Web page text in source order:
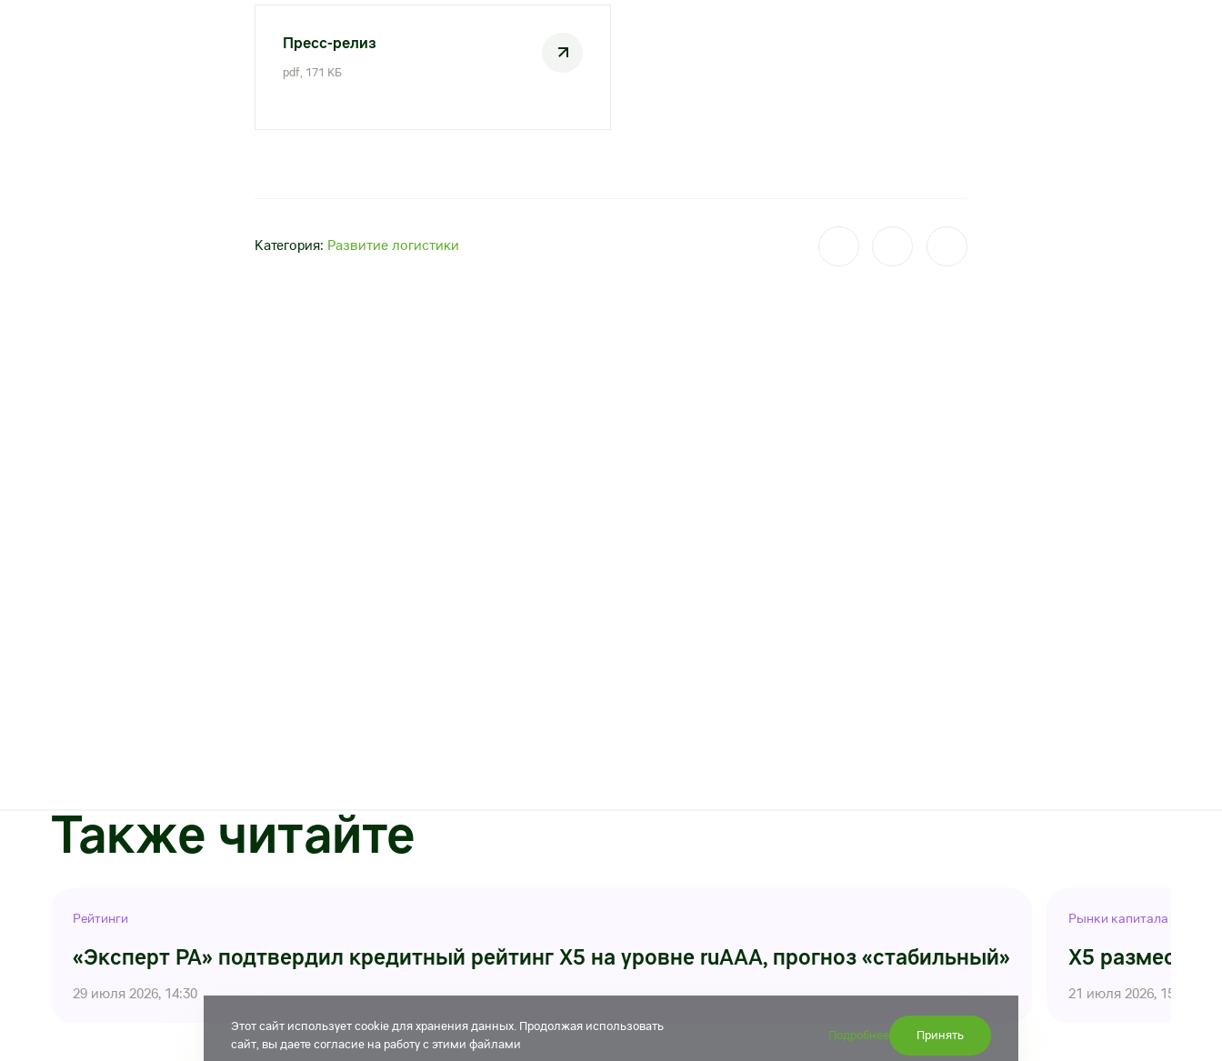
Пресс-релиз
pdf, 171 КБ
Категория: Развитие логистики
Также читайте
Рейтинги
«Эксперт РА» подтвердил кредитный рейтинг X5 на уровне ruAAA, прогноз «стабильный»
29 июля 2026, 14:30
Рынки капитала
X5
21 июля 2026, 15:00
Этот сайт использует cookie для хранения данных. Продолжая использовать
сайт, вы даете согласие на работу с этими файлами
Подробнее Принять